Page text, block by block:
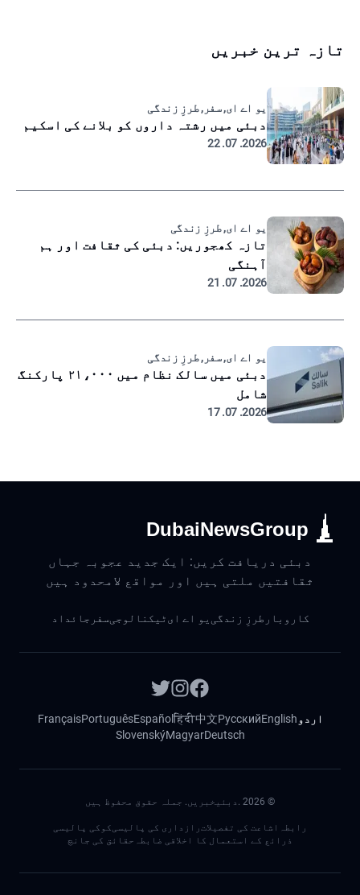
تازہ ترین خبریں
یو اے ای, سفر, طرزِ زندگی
دبئی میں رشتہ داروں کو بلانے کی اسکیم
2026. 07. 22
یو اے ای, طرزِ زندگی
تازہ کھجوریں: دبئی کی ثقافت اور ہم
آہنگی
2026. 07. 21
یو اے ای, سفر, طرزِ زندگی
دبئی میں سالک نظام میں ۲۱،۰۰۰ پارکنگ
شامل
2026. 07. 17
DubaiNewsGroup
دبئی دریافت کریں: ایک جدید عجوبہ جہاں
ثقافتیں ملتی ہیں اور مواقع لامحدود ہیں
کاروبار طرزِ زندگی یو اے ایٹیکنالوجیسفر جائداد
اردو English
Русский
中文
हिंदी
Español
Português
Français
Deutsch
Magyar
Slovenský
©
2026 .دبئیخبریں. جملہ حقوق محفوظ ہیں
رابطہ اشاعت کی تفصیلاترازداری کی پالیسیکوکی پالیسی
ذرائع کے استعمال کا اخلاقی ضابطہ حقائق کی جانچ